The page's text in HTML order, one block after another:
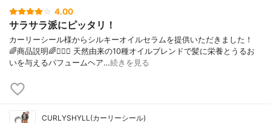
4.00
サラサラ派にピッタリ！
カーリーシール様からシルキーオイルセラムを提供いただきました！
🌈商品説明🌈💇🏻‍♀️ 天然由来の10種オイルブレンドで髪に栄養とうるお
いを与えるパフュームヘア…続きを見る
CURLYSHYLL(カーリーシール)